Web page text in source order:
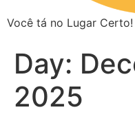
Você tá no Lugar Certo!
Day:
2025